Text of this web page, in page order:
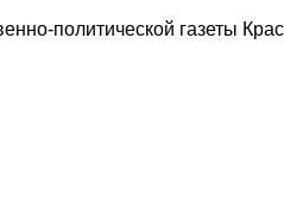
политической газеты